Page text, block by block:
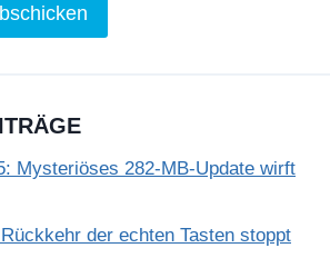
Mysteriöses 282-MB-Update wirft
der echten Tasten stoppt